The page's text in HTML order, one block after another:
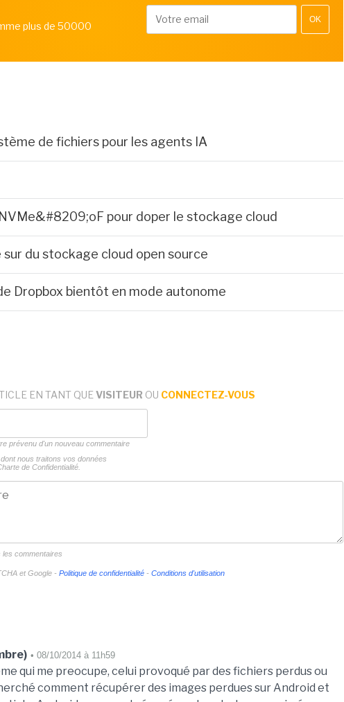
plus de 50000
OK
de fichiers pour les agents IA
pour doper le stockage cloud
sur du stockage cloud open source
Dropbox bientôt en mode autonome
EN TANT QUE VISITEUR OU CONNECTEZ-VOUS
prévenu d'un nouveau commentaire
nous traitons vos données
de Confidentialité.
les commentaires
et Google - Politique de confidentialité - Conditions d'utilisation
• 08/10/2014 à 11h59
qui me preocupe, celui provoqué par des fichiers perdus ou
comment récupérer des images perdues sur Android et